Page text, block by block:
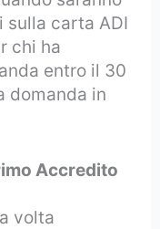
carta ADI
chi ha
entro il 30
domanda in
Accredito
volta